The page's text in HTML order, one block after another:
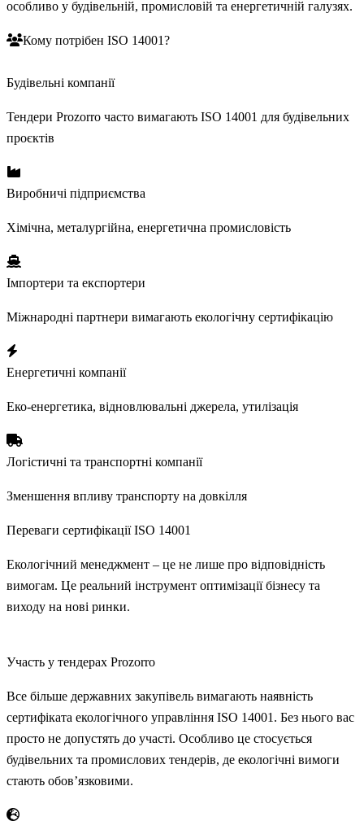
особливо у будівельній, промисловій та енергетичній галузях.
Кому потрібен ISO 14001?
Будівельні компанії
Тендери Prozorro часто вимагають ISO 14001 для будівельних
проєктів
Виробничі підприємства
Хімічна, металургійна, енергетична промисловість
Імпортери та експортери
Міжнародні партнери вимагають екологічну сертифікацію
Енергетичні компанії
Еко-енергетика, відновлювальні джерела, утилізація
Логістичні та транспортні компанії
Зменшення впливу транспорту на довкілля
Переваги сертифікаціїISO 14001
Екологічний менеджмент – це не лише про відповідність
вимогам. Це реальний інструмент оптимізації бізнесу та
виходу на нові ринки.
Участь у тендерах Prozorro
Все більше державних закупівель вимагають наявність
сертифіката екологічного управління ISO 14001. Без нього вас
просто не допустять до участі. Особливо це стосується
будівельних та промислових тендерів, де екологічні вимоги
стають обов’язковими.